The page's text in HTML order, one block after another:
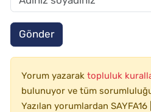
Gönder
Yorum yazarak topluluk
bulunuyor ve tüm
Yazılan yorumlardan